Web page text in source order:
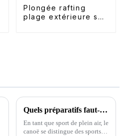
Plongée rafting
plage extérieure ski
Quels préparatifs faut-il faire avant de faire du canoë ?
En tant que sport de plein air, le
canoë se distingue des sports